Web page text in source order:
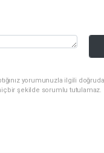
yorumunuzla ilgili
şekilde sorumlu tutulamaz.